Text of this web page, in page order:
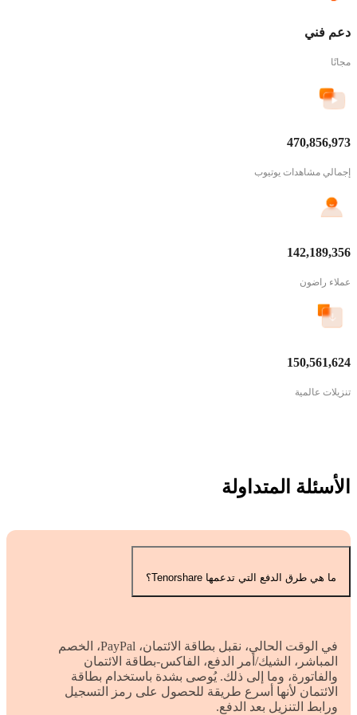
دعم فني
مجانًا
470,856,973
إجمالي مشاهدات يوتيوب
142,189,356
عملاء راضون
150,561,624
تنزيلات عالمية
الأسئلة المتداولة
ما هي طرق الدفع التي تدعمها Tenorshare؟
في الوقت الحالي، نقبل بطاقة الائتمان، PayPal، الخصم
المباشر، الشيك/أمر الدفع، الفاكس-بطاقة الائتمان
والفاتورة، وما إلى ذلك. يُوصى بشدة باستخدام بطاقة
الائتمان لأنها أسرع طريقة للحصول على رمز التسجيل
ورابط التنزيل بعد الدفع.